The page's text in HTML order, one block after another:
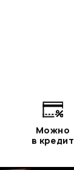
Можно
в кредит